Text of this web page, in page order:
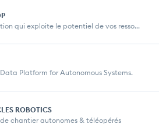
qui exploite le potentiel de vos resso...
Platform for Autonomous Systems.
ROBOTICS
de chantier autonomes & téléopérés